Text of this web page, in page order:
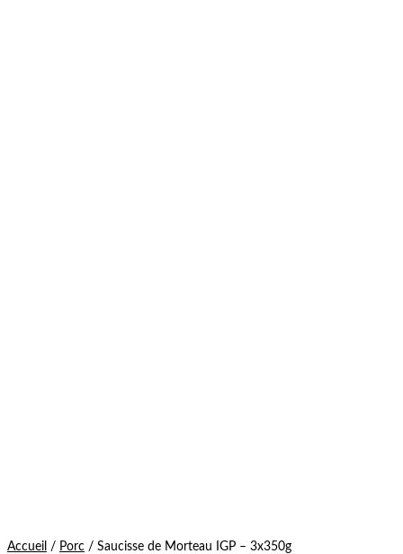
Accueil / Porc / Saucisse de Morteau IGP – 3x350g